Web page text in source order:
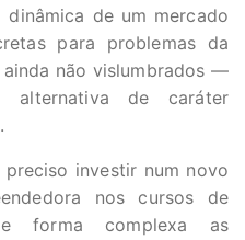
de um mercado
para problemas da
não vislumbrados —
de caráter
investir num novo
nos cursos de
forma complexa as